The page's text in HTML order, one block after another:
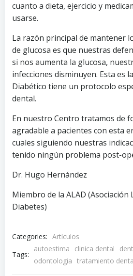
cuanto a dieta, ejercicio y
usarse.
La razón principal de mantener
de glucosa es que nuestras
si nos aumenta la glucosa,
infecciones disminuyen. Esta es
Diabético tiene un protocolo
dental.
En nuestro Centro tratamos de
agradable a pacientes con esta
cuales siguiendo nuestras
tenido ningún problema post-
Dr. Hugo Hernández
Miembro de la ALAD (Asociación
Diabetes)
Categories: Artículos
Tags:
autoestima clinica dental
odontologia tratamiento